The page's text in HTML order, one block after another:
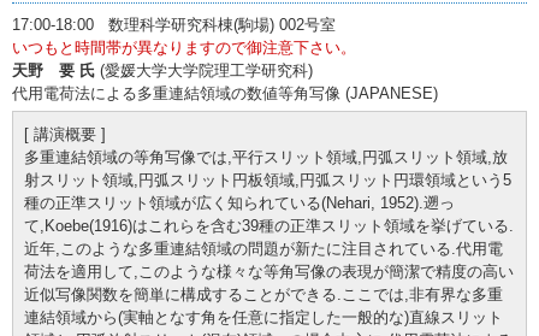
17:00-18:00 数理科学研究科棟(駒場) 002号室
いつもと時間帯が異なりますので御注意下さい。
天野 要 氏 (愛媛大学大学院理工学研究科)
代用電荷法による多重連結領域の数値等角写像 (JAPANESE)
[ 講演概要 ]
多重連結領域の等角写像では,平行スリット領域,円弧スリット領域,放
射スリット領域,円弧スリット円板領域,円弧スリット円環領域という5
種の正準スリット領域が広く知られている(Nehari, 1952).遡っ
て,Koebe(1916)はこれらを含む39種の正準スリット領域を挙げている.
近年,このような多重連結領域の問題が新たに注目されている.代用電
荷法を適用して,このような様々な等角写像の表現が簡潔で精度の高い
近似写像関数を簡単に構成することができる.ここでは,非有界な多重
連結領域から(実軸となす角を任意に指定した一般的な)直線スリット